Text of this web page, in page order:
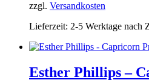
zzgl. Versandkosten
Lieferzeit: 2-5 Werktage nach
Esther Phillips –